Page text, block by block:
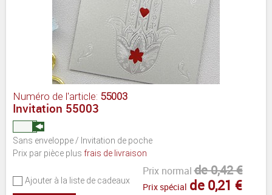
Numéro de l'article: 55003
Invitation 55003
Sans enveloppe / Invitation de poche
Prix par pièce plus frais de livraison
Ajouter à la liste de cadeaux
Prix normal de 0,42 €
Prix spécial de 0,21 €